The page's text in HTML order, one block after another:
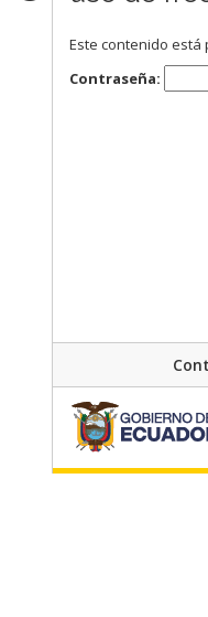
Este contenido
Contraseña: